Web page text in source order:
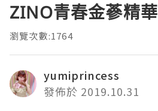
ZINO青春金蔘精華
瀏覽次數:1764
yumiprincess
發佈於 2019.10.31